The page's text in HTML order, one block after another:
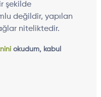
şekilde
değildir, yapılan
niteliktedir.
okudum, kabul